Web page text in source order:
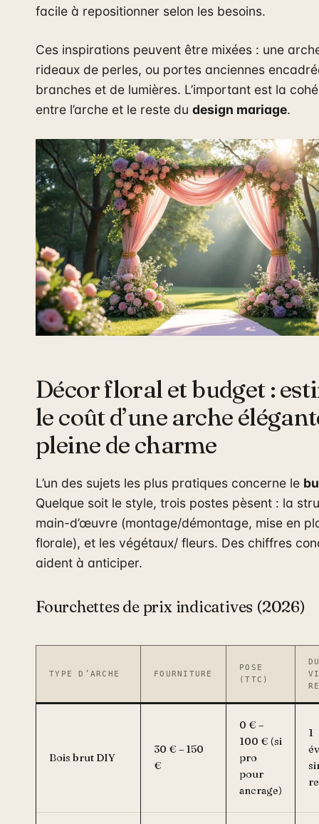
facile à repositionner selon les besoins.
Ces inspirations peuvent être mixées : une
rideaux de perles, ou portes anciennes
branches et de lumières. L’important est la
entre l’arche et le reste du design mariage.
Décor floral et budget :
le coût d’une arche
pleine de charme
L’un des sujets les plus pratiques concerne le
Quelque soit le style, trois postes pèsent : la
main-d’œuvre (montage/démontage, mise en
florale), et les végétaux/ fleurs. Des chiffres
aident à anticiper.
Fourchettes de prix indicatives (2026)
TYPE D’ARCHE FOURNITURE
POSE
(TTC)
Bois brut DIY
30 € – 150
€
0 € –
100 € (si
pro
pour
ancrage)
1